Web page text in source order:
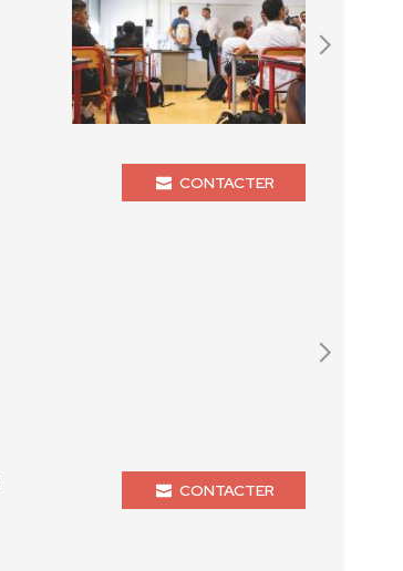
CONTACTER
CONTACTER